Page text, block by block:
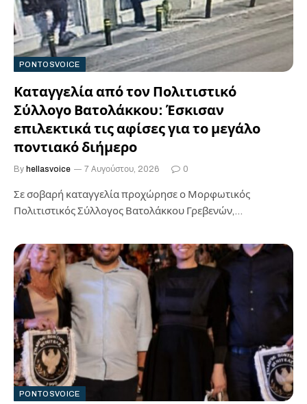
PONTOSVOICE
Καταγγελία από τον Πολιτιστικό
Σύλλογο Βατολάκκου: Έσκισαν
επιλεκτικά τις αφίσες για το μεγάλο
ποντιακό διήμερο
By hellasvoice 7 Αυγούστου, 2026 0
Σε σοβαρή καταγγελία προχώρησε ο Μορφωτικός
Πολιτιστικός Σύλλογος Βατολάκκου Γρεβενών,
ξημερώματα της Πέμπτης 6…
PONTOSVOICE